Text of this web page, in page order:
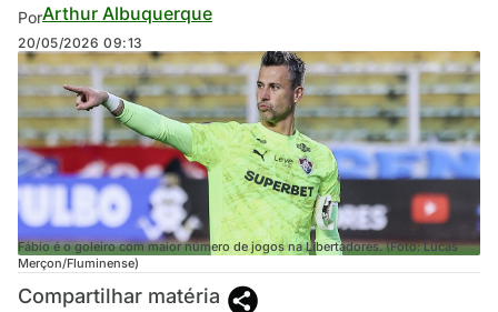
PorArthur Albuquerque
20/05/2026 09:13
Fábio é o goleiro com maior número de jogos na Libertadores. (Foto: Lucas
Merçon/Fluminense)
Compartilhar matéria